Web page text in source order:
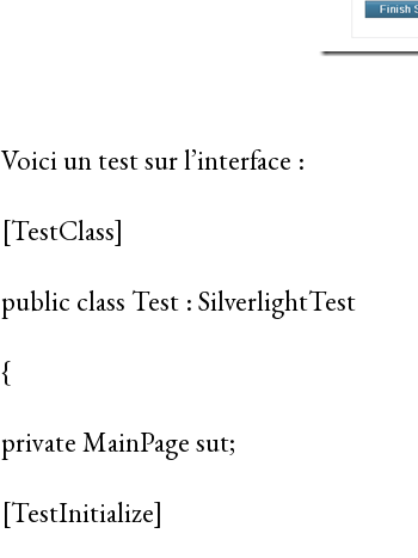
Voici un test sur l’interface :
[TestClass]
public class Test : SilverlightTest
{
private MainPage sut;
[TestInitialize]